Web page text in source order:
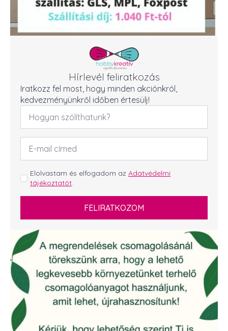
Hírlevél feliratkozás
Iratkozz fel most, hogy minden akciónkról,
kedvezményünkről időben értesülj!
Név
Email
cím
GDPR
*
Elolvastam és elfogadom az Adatvédelmi
tájékoztatót.
FELIRATKOZOM